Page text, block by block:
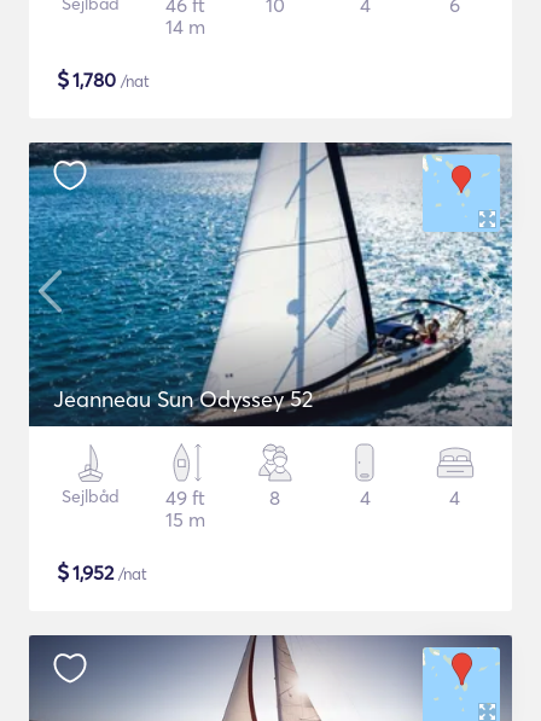
46 ft
14 m
10 4 6
$1,780 /nat
Jeanneau Sun Odyssey 52
Sejlbåd
49 ft
15 m
8 4 4
$1,952/nat